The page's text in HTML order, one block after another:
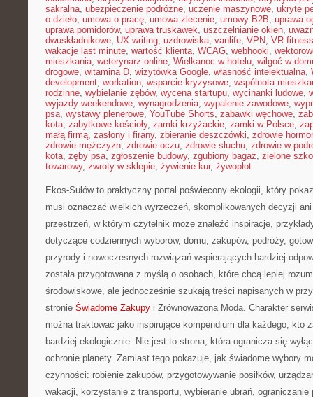
sakralna, ubezpieczenie podróżne, uczenie maszynowe, ukryte
o dzieło, umowa o pracę, umowa zlecenie, umowy B2B, uprawa
uprawa pomidorów, uprawa truskawek, uszczelnianie okien,
dwuskładnikowe, UX writing, uzdrowiska, vanlife, VPN, VR fitness
wakacje last minute, wartość klienta, WCAG, webhooki,
mieszkania, weterynarz online, Wielkanoc w hotelu, wilgoć w
drogowe, witamina D, wizytówka Google, własność intelektualna,
development, workation, wsparcie kryzysowe, wspólnota
rodzinne, wybielanie zębów, wycena startupu, wycinanki ludowe,
wyjazdy weekendowe, wynagrodzenia, wypalenie zawodowe,
psa, wystawy plenerowe, YouTube Shorts, zabawki węchowe,
kota, zabytkowe kościoły, zamki krzyżackie, zamki w Polsce,
małą firmą, zasłony i firany, zbieranie deszczówki, zdrowie
zdrowie mężczyzn, zdrowie oczu, zdrowie słuchu, zdrowie w
kota, zęby psa, zgłoszenie budowy, zgubiony bagaż, zielone
towarowy, zwroty w sklepie, żywienie kur, żywopłot
Ekos-Sułów to praktyczny portal poświęcony ekologii, który
musi oznaczać wielkich wyrzeczeń, skomplikowanych decyzji
przestrzeń, w którym czytelnik może znaleźć inspiracje,
dotyczące codziennych wyborów, domu, zakupów, podróży,
przyrody i nowoczesnych rozwiązań wspierających bardziej
została przygotowana z myślą o osobach, które chcą lepiej
środowiskowe, ale jednocześnie szukają treści napisanych w
stronie Świadome Zakupy i Zrównoważona Moda. Charakter
można traktować jako inspirujące kompendium dla każdego, kto
bardziej ekologicznie. Nie jest to strona, która ogranicza się
ochronie planety. Zamiast tego pokazuje, jak świadome wybory
czynności: robienie zakupów, przygotowywanie posiłków,
wakacji, korzystanie z transportu, wybieranie ubrań,